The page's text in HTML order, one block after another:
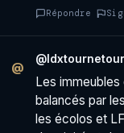
Répondre
@
Les
balancés par
les écolos et